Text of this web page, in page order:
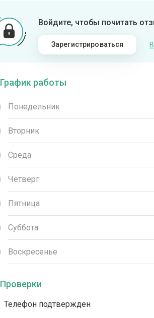
Войдите, чтобы почитать
Зарегистрироваться
График работы
Понедельник
Вторник
Среда
Четверг
Пятница
Суббота
Воскресенье
Проверки
Телефон подтвержден